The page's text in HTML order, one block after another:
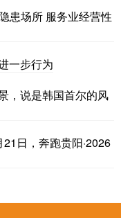
患场所 服务业经营性
一步行为
，说是韩国首尔的风
日，奔跑贵阳·2026